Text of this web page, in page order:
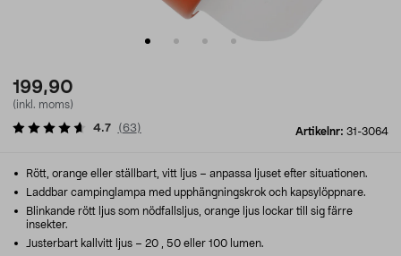
199,90
(inkl. moms)
Artikelnr: 31-3064
4.7 (63)
Rött, orange eller ställbart, vitt ljus – anpassa ljuset efter situationen.
Laddbar campinglampa med upphängningskrok och kapsylöppnare.
Blinkande rött ljus som nödfallsljus, orange ljus lockar till sig färre
insekter.
Justerbart kallvitt ljus – 20 , 50 eller 100 lumen.